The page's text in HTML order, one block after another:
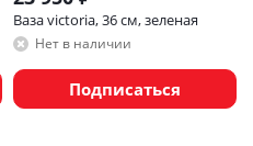
Ваза victoria, 36 см, зеленая
Нет в наличии
Подписаться